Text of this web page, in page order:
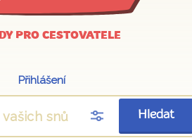
PRO CESTOVATELE
Přihlášení
Hledat